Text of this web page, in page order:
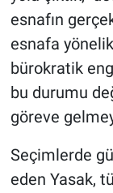
esnafın
esnafa
bürokratik
bu durumu
göreve
Seçimlerde
eden Yasak,